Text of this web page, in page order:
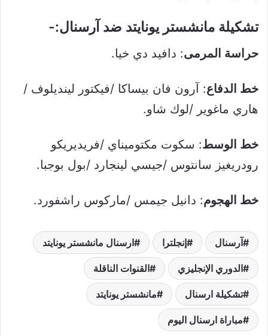
تشكيلة مانشستر يونايتد ضد آرسنال:-
حراسة المرمى: دافيد دي خيا.
خط الدفاع: آرون فان بيساكا /فيكتور لينديلوف /
هاري ماغوير /لوك شاو.
خط الوسط: سكوت مكتوميناي /فريديريكو
رودريغيز سانتوس /جيسي لينجارد /بول بوجبا.
خط الهجوم: دانيل جيمس /ماركوس راشفورد.
آرسنال إنجلترا ارسنال مانشستر يونايتد
الدوري الإنجليزي القنوات الناقلة
تشكيلة ارسنال مانشستر يونايتد
مباراة ارسنال اليوم